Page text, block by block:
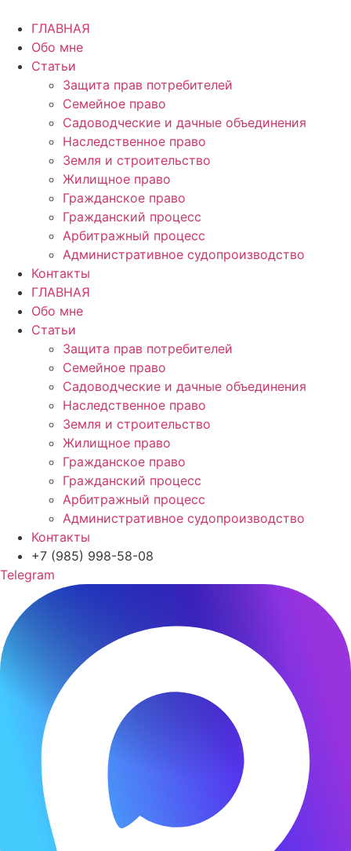
содержимому
ГЛАВНАЯ
Обо мне
Статьи
Защита прав потребителей
Семейное право
Садоводческие и дачные объединения
Наследственное право
Земля и строительство
Жилищное право
Гражданское право
Гражданский процесс
Арбитражный процесс
Административное судопроизводство
Контакты
ГЛАВНАЯ
Обо мне
Статьи
Защита прав потребителей
Семейное право
Садоводческие и дачные объединения
Наследственное право
Земля и строительство
Жилищное право
Гражданское право
Гражданский процесс
Арбитражный процесс
Административное судопроизводство
Контакты
+7 (985) 998-58-08
Telegram